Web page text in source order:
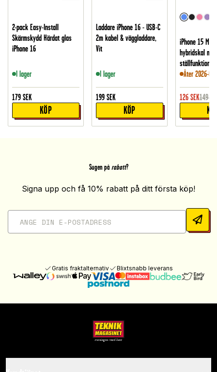
2-pack Easy-Install
Skärmskydd Härdat glas
iPhone 16
I lager
179 SEK
KÖP
Laddare iPhone 16 - USB-C
2m kabel & väggladdare,
Vit
I lager
199 SEK
KÖP
iPhone 15
hybridskal med
ställfunktion,
Åter 2026-
126 SEK149
Sugen på rabatt?
Signa upp och få 10% rabatt på ditt första köp!
Gratis fraktalternativ Blixtsnabb leverans